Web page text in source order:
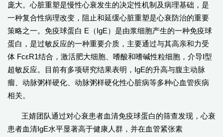
庞大。心脏重塑是慢性心衰发生的决定性机制及病理基础，是
一种复合性病理改变，阻止和延缓心脏重塑是心衰防治的重要
策略之一。免疫球蛋白 E（IgE）是由浆细胞产生的一种免疫球
蛋白，是过敏反应的一种重要介质，主要通过与其高亲和力受
体 FcεR1结合，激活肥大细胞、嗜酸和嗜碱性粒细胞，介导Ⅰ型
超敏反应。目前有多项研究结果表明，IgE的升高与腹主动脉
瘤、动脉粥样硬化、动脉粥样硬化性心脏病等多种心血管疾病
相关。
王婧团队通过对心衰患者血清免疫球蛋白的筛查发现，心衰
患者血清IgE水平显著高于健康人群，并在血管紧张素